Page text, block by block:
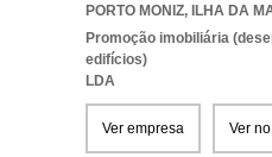
PORTO MONIZ, ILHA DA
Promoção imobiliária
edifícios)
LDA
Ver empresa Ver